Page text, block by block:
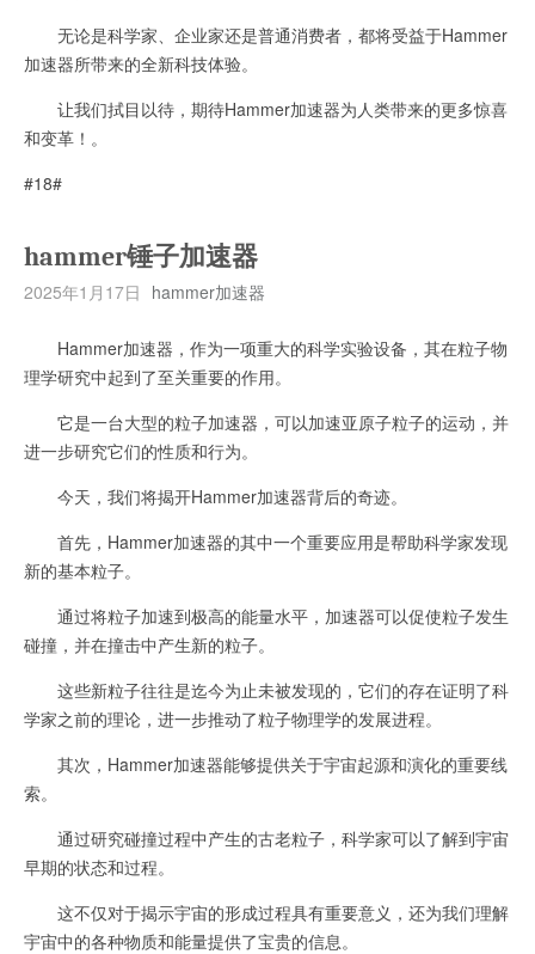
无论是科学家、企业家还是普通消费者，都将受益于Hammer
加速器所带来的全新科技体验。
让我们拭目以待，期待Hammer加速器为人类带来的更多惊喜
和变革！。
#18#
hammer锤子加速器
2025年1月17日 hammer加速器
Hammer加速器，作为一项重大的科学实验设备，其在粒子物
理学研究中起到了至关重要的作用。
它是一台大型的粒子加速器，可以加速亚原子粒子的运动，并
进一步研究它们的性质和行为。
今天，我们将揭开Hammer加速器背后的奇迹。
首先，Hammer加速器的其中一个重要应用是帮助科学家发现
新的基本粒子。
通过将粒子加速到极高的能量水平，加速器可以促使粒子发生
碰撞，并在撞击中产生新的粒子。
这些新粒子往往是迄今为止未被发现的，它们的存在证明了科
学家之前的理论，进一步推动了粒子物理学的发展进程。
其次，Hammer加速器能够提供关于宇宙起源和演化的重要线
索。
通过研究碰撞过程中产生的古老粒子，科学家可以了解到宇宙
早期的状态和过程。
这不仅对于揭示宇宙的形成过程具有重要意义，还为我们理解
宇宙中的各种物质和能量提供了宝贵的信息。